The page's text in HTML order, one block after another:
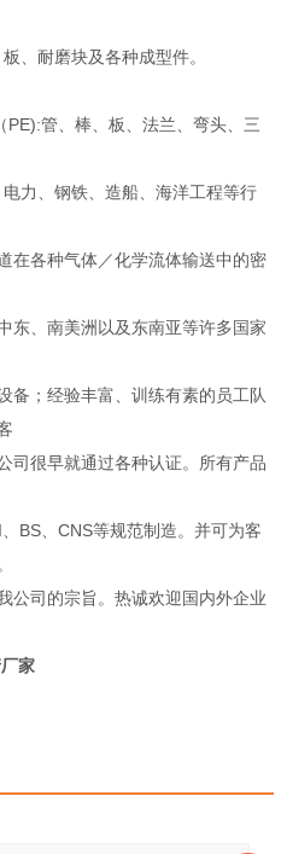
、耐磨块及各种成型件。
管、棒、板、法兰、弯头、三
力、钢铁、造船、海洋工程等行
在各种气体／化学流体输送中的密
东、南美洲以及东南亚等许多国家
；经验丰富、训练有素的员工队
司很早就通过各种认证。所有产品
BS、CNS等规范制造。并可为客
公司的宗旨。热诚欢迎国内外企业
家